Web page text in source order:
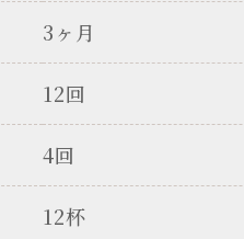
3ヶ月
12回
4回
12杯